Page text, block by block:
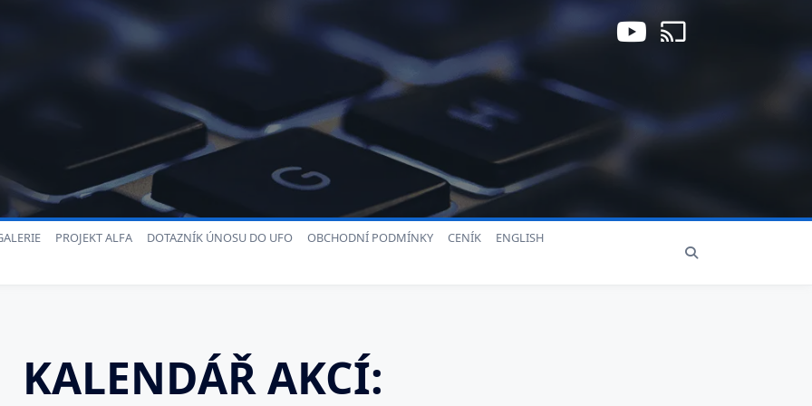
PROJEKT ALFA DOTAZNÍK ÚNOSU DO UFO OBCHODNÍ PODMÍNKY CENÍK
ENGLISH
KALENDÁŘ AKCÍ: